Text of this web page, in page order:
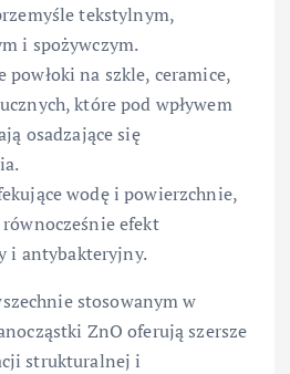
tekstylnym,
i spożywczym.
powłoki na szkle, ceramice,
które pod wpływem
osadzające się
wodę i powierzchnie,
efekt
i antybakteryjny.
stosowanym w
ZnO oferują szersze
strukturalnej i